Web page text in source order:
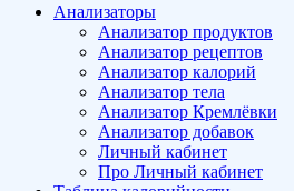
Анализаторы
Анализатор продуктов
Анализатор рецептов
Анализатор калорий
Анализатор тела
Анализатор Кремлёвки
Анализатор добавок
Личный кабинет
Про Личный кабинет